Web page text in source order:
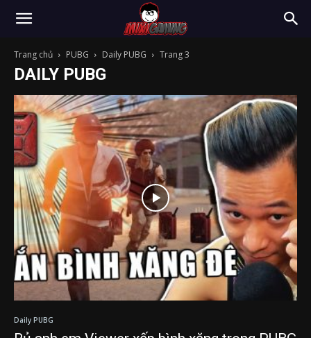
Trang chủ PUBG Daily PUBG Trang 3
DAILY PUBG
Daily PUBG